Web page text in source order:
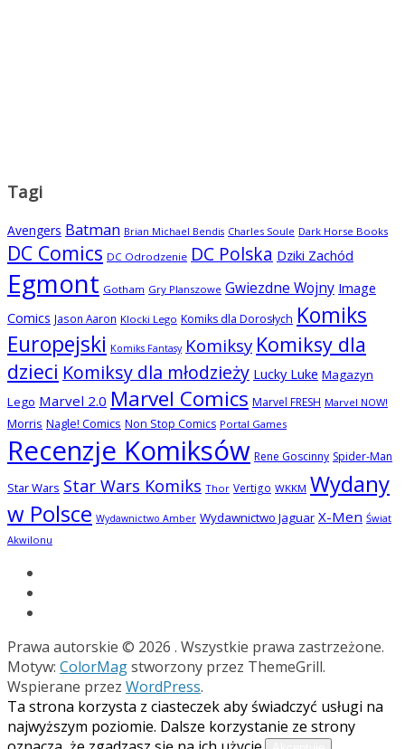
Tagi
Avengers Batman Brian Michael Bendis Charles Soule Dark Horse Books
DC Comics DC Odrodzenie DC Polska Dziki Zachód
Egmont Gotham Gry Planszowe Gwiezdne Wojny Image
Comics Jason Aaron Klocki Lego Komiks dla Dorosłych Komiks
Europejski Komiks Fantasy Komiksy Komiksy dla
dzieci Komiksy dla młodzieży Lucky Luke Magazyn
Lego Marvel 2.0 Marvel Comics Marvel FRESH Marvel NOW!
Morris Nagle! Comics Non Stop Comics Portal Games
Recenzje Komiksów Rene Goscinny Spider-Man
Star Wars Star Wars Komiks Thor Vertigo WKKM Wydany
w Polsce Wydawnictwo Amber Wydawnictwo Jaguar X-Men Świat
Akwilonu
Prawa autorskie © 2026 . Wszystkie prawa zastrzeżone.
Motyw: ColorMagstworzony przez ThemeGrill.
Wspierane przez WordPress.
Ta strona korzysta z ciasteczek aby świadczyć usługi na
najwyższym poziomie. Dalsze korzystanie ze strony